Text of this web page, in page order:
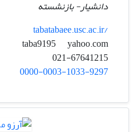
دانشیار- بازنشسته
tabatabaee.usc.ac.ir/
yahoo.com
0000-0003-1033-9297